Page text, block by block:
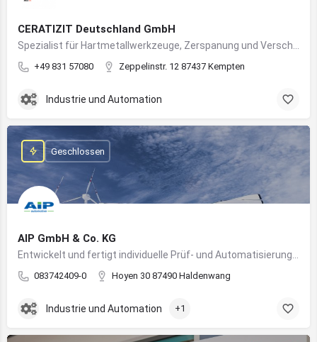
CERATIZIT Deutschland GmbH
+49 831 57080 Zeppelinstr. 12 87437 Kempten
Industrie und Automation
AIP GmbH & Co. KG
083742409-0 Hoyen 30 87490 Haldenwang
Geschlossen
Industrie und Automation +1